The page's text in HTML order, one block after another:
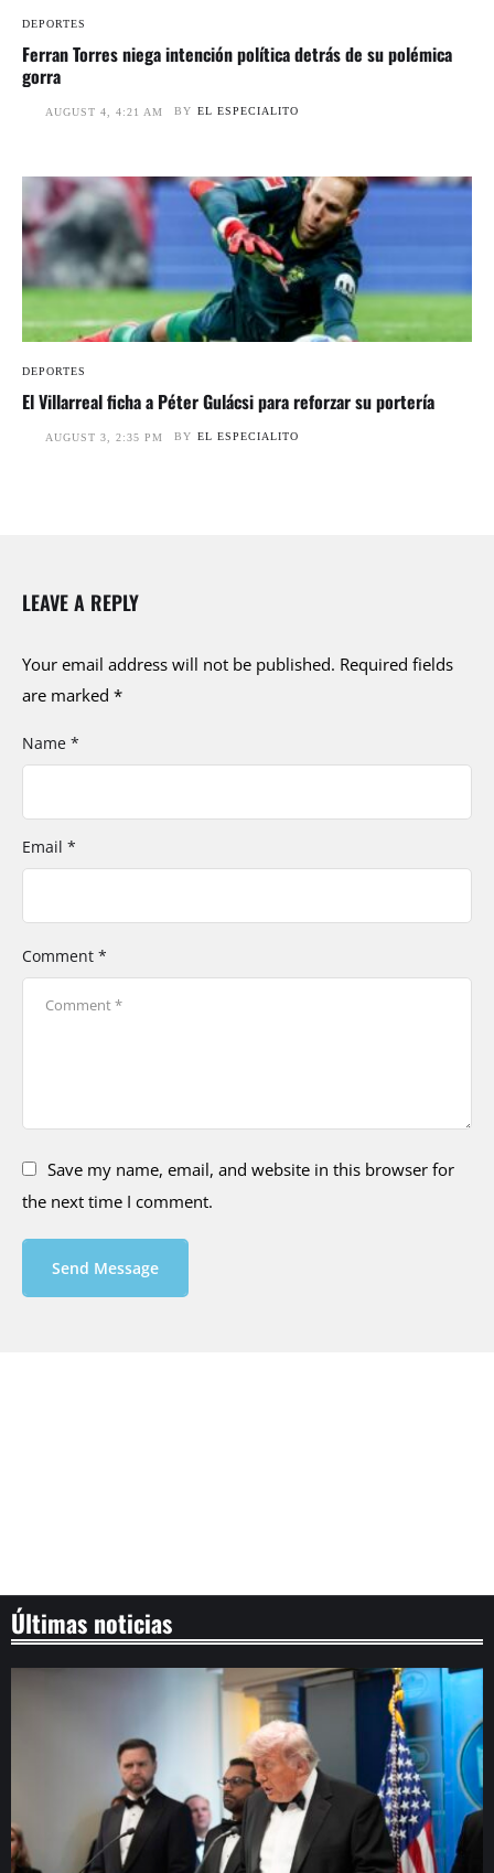
DEPORTES
Ferran Torres niega intención política detrás de su polémica
gorra
AUGUST 4, 4:21 AM BY EL ESPECIALITO
DEPORTES
El Villarreal ficha a Péter Gulácsi para reforzar su portería
AUGUST 3, 2:35 PM BY EL ESPECIALITO
LEAVE A REPLY
Your email address will not be published. Required fields
are marked *
Comment *
Name *
Email *
Save my name, email, and website in this browser for
the next time I comment.
Send Message
Últimas noticias